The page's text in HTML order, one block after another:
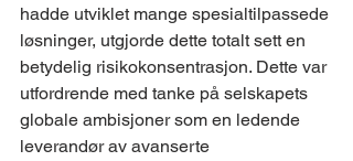
hadde utviklet mange spesialtilpassede
løsninger, utgjorde dette totalt sett en
betydelig risikokonsentrasjon. Dette var
utfordrende med tanke på selskapets
globale ambisjoner som en ledende
leverandør av avanserte